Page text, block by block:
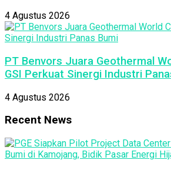
4 Agustus 2026
PT Benvors Juara Geothermal
GSI Perkuat Sinergi Industri
4 Agustus 2026
Recent News